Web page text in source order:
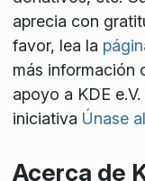
aprecia con
favor, lea la
más información
apoyo a KDE
iniciativa Únase
Acerca de